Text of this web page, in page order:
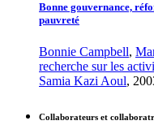
Bonne gouvernance,
pauvreté
Bonnie Campbell,
recherche sur les
Samia Kazi Aoul,
Collaborateurs et